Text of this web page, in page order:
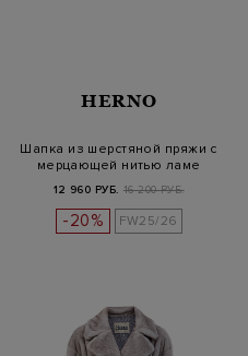
HERNO
Шапка из шерстяной пряжи с
мерцающей нитью ламе
12 960 РУБ. 16 200 РУБ.
-20% FW25/26